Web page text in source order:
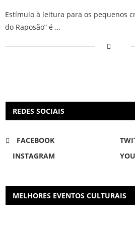
Estímulo à leitura para os pequenos
do Raposão” é …
REDES SOCIAIS
FACEBOOK
INSTAGRAM
MELHORES EVENTOS CULTURAIS